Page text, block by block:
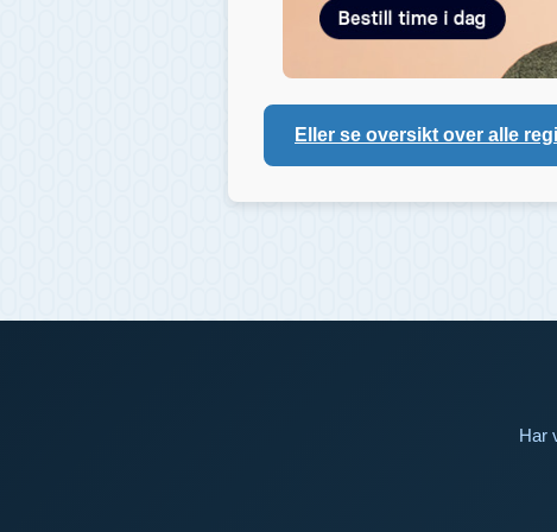
Eller se oversikt over alle
Har